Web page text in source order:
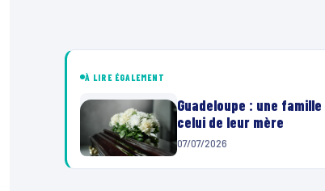
À LIRE ÉGALEMENT
Guadeloupe : une
celui de leur mère
07/07/2026